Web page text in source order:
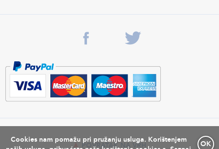
Cookies nam pomažu pri pružanju usluga. Korištenjem
OK
POVRATAK NA VRH